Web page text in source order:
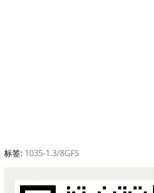
标签: 1035-1.3/8GFS